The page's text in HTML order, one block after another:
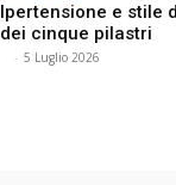
Ipertensione e stile
dei cinque pilastri
- 5 Luglio 2026